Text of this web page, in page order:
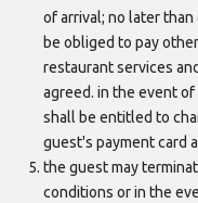
of arrival; no later
be obliged to pay
restaurant services
agreed. in the event
shall be entitled to
guest's payment card
the guest may
conditions or in the